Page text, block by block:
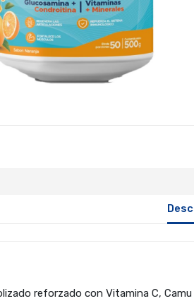
reforzado con Vitamina C,